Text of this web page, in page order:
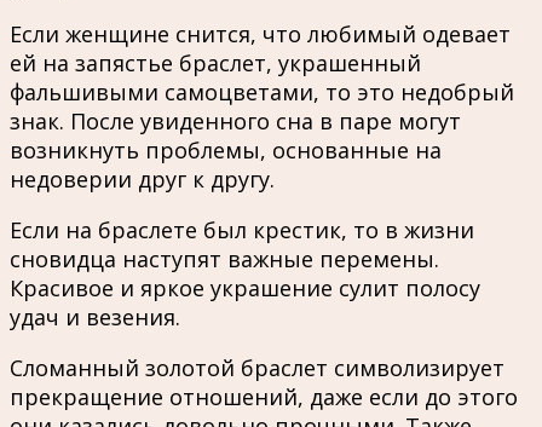
Если женщине снится, что любимый одевает
ей на запястье браслет, украшенный
фальшивыми самоцветами, то это недобрый
знак. После увиденного сна в паре могут
возникнуть проблемы, основанные на
недоверии друг к другу.
Если на браслете был крестик, то в жизни
сновидца наступят важные перемены.
Красивое и яркое украшение сулит полосу
удач и везения.
Сломанный золотой браслет символизирует
прекращение отношений, даже если до этого